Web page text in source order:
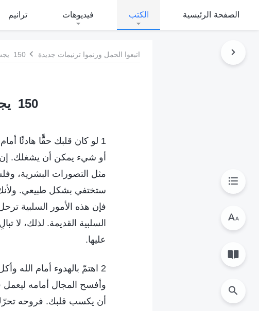
الصفحة الرئيسية الكتب فيديوهات ترانيم
اتبعوا الحمل ورنموا ترنيمات جديدة 150 يجب أن تحرص على أن تهدّئ قلبك أمام الله
150 يجب أن تحرص على أن تهدّئ قلبك أمام الله
1 لو كان قلبك حقًّا هادئًا
أو شيء يمكن أن يشغلك. إن
مثل التصورات البشرية،
ستختفي بشكل طبيعي. ولأنك
فإن هذه الأمور السلبية
السلبية القديمة. لذلك، لا
عليها.
2 اهتمّ بالهدوء أمام الله
وأفسح المجال أمامه
أن يكسب قلبك. فروحه